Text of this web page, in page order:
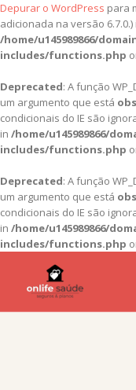
Depurar o WordPress para
adicionada na versão 6.7.0.)
/home/u145989866/
includes/functions.php
Deprecated: A função
um argumento que está
condicionais do IE são
in /home/u145989866/
includes/functions.php
Deprecated: A função
um argumento que está
condicionais do IE são
in /home/u145989866/
includes/functions.php